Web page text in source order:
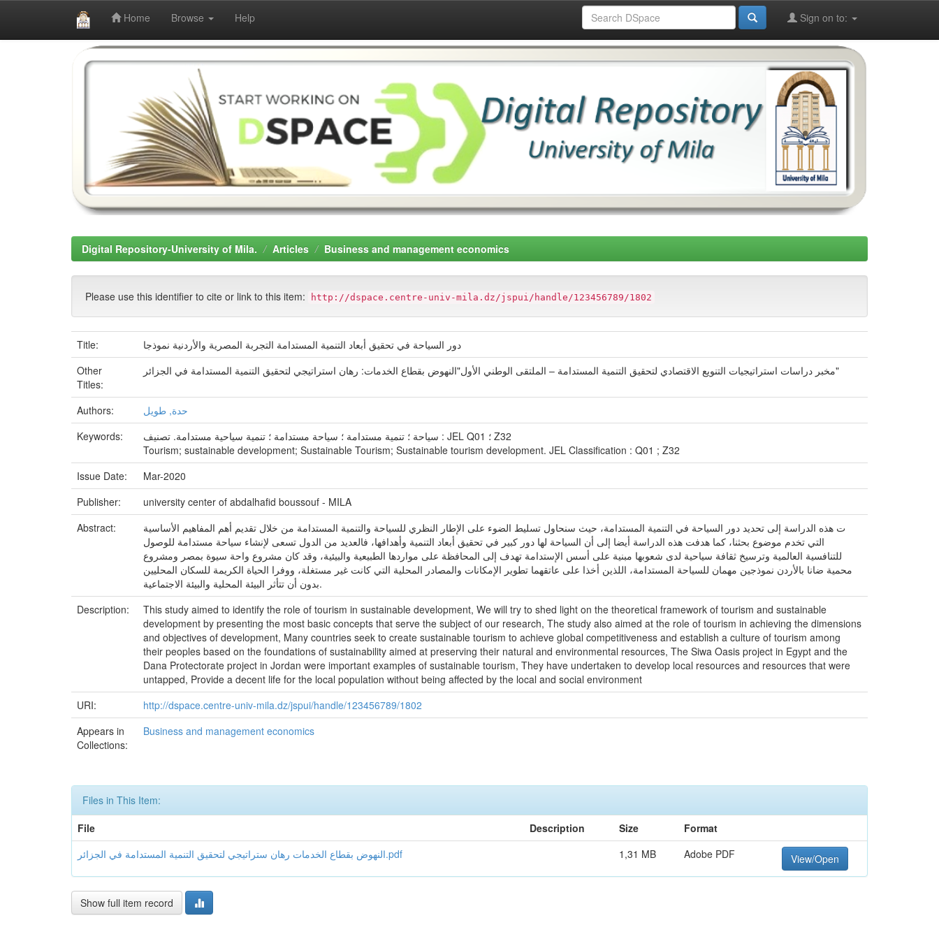
Home Browse Help Sign on to:
Digital Repository-University of Mila. Articles Business and management economics
Please use this identifier to cite or link to this item: http://dspace.centre-univ-mila.dz/jspui/handle/123456789/1802
Title:
دور السياحة في تحقيق أبعاد التنمية المستدامة التجربة المصرية والأردنية نموذجا
Other
Titles:
مخبر دراسات استراتيجيات التنويع الاقتصادي لتحقيق التنمية المستدامة – الملتقى الوطني الأول"النهوض بقطاع الخدمات: رهان استراتيجي لتحقيق التنمية المستدامة في الجزائر"
Authors:
حدة, طويل
Keywords:
سياحة ؛ تنمية مستدامة ؛ سياحة مستدامة ؛ تنمية سياحية مستدامة. تصنيف : JEL Q01 ؛ Z32
Tourism; sustainable development; Sustainable Tourism; Sustainable tourism development. JEL Classification : Q01 ; Z32
Issue Date:
Mar-2020
Publisher:
university center of abdalhafid boussouf - MILA
Abstract:
ت هذه الدراسة إلى تحديد دور السياحة في التنمية المستدامة، حيث سنحاول تسليط الضوء على الإطار النظري للسياحة والتنمية المستدامة من خلال تقديم أهم المفاهيم الأساسية
التي تخدم موضوع بحثنا، كما هدفت هذه الدراسة أيضا إلى أن السياحة لها دور كبير في تحقيق أبعاد التنمية وأهدافها، فالعديد من الدول تسعى لإنشاء سياحة مستدامة للوصول
للتنافسية العالمية وترسيخ ثقافة سياحية لدى شعوبها مبنية على أسس الإستدامة تهدف إلى المحافظة على مواردها الطبيعية والبيئية، وقد كان مشروع واحة سيوة بمصر ومشروع
محمية ضانا بالأردن نموذجين مهمان للسياحة المستدامة، اللذين أخذا على عاتقهما تطوير الإمكانات والمصادر المحلية التي كانت غير مستغلة، ووفرا الحياة الكريمة للسكان المحليين
بدون أن تتأثر البيئة المحلية والبيئة الاجتماعية.
Description:
This study aimed to identify the role of tourism in sustainable development, We will try to shed light on the theoretical framework of tourism and sustainable
development by presenting the most basic concepts that serve the subject of our research, The study also aimed at the role of tourism in achieving the dimensions
and objectives of development, Many countries seek to create sustainable tourism to achieve global competitiveness and establish a culture of tourism among
their peoples based on the foundations of sustainability aimed at preserving their natural and environmental resources, The Siwa Oasis project in Egypt and the
Dana Protectorate project in Jordan were important examples of sustainable tourism, They have undertaken to develop local resources and resources that were
untapped, Provide a decent life for the local population without being affected by the local and social environment
URI:
http://dspace.centre-univ-mila.dz/jspui/handle/123456789/1802
Appears in
Collections:
Business and management economics
Files in This Item:
File
Description Size
Format
النهوض بقطاع الخدمات رهان ستراتيجي لتحقيق التنمية المستدامة في الجزائر.pdf
1,31 MB Adobe PDF View/Open
Show full item record